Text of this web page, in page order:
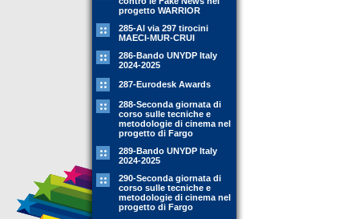
progetto WARRIOR
285-Al via 297 tirocini
MAECI-MUR-CRUI
286-Bando UNYDP Italy
2024-2025
287-Eurodesk Awards
288-Seconda giornata di
corso sulle tecniche e
metodologie di cinema nel
progetto di Fargo
289-Bando UNYDP Italy
2024-2025
290-Seconda giornata di
corso sulle tecniche e
metodologie di cinema nel
progetto di Fargo